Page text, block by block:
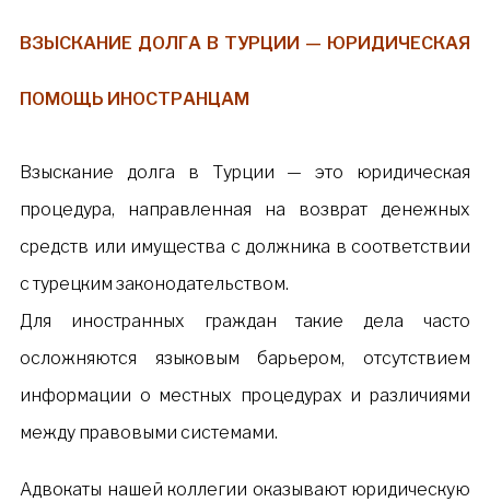
ВЗЫСКАНИЕ ДОЛГА В ТУРЦИИ — ЮРИДИЧЕСКАЯ
ПОМОЩЬ ИНОСТРАНЦАМ
Взыскание долга в Турции — это юридическая
процедура, направленная на возврат денежных
средств или имущества с должника в соответствии
с турецким законодательством.
Для иностранных граждан такие дела часто
осложняются языковым барьером, отсутствием
информации о местных процедурах и различиями
между правовыми системами.
Адвокаты нашей коллегии оказывают юридическую